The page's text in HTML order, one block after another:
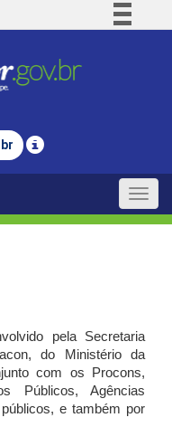
Comunica BR
Legislação
Toggle
pela Secretaria
do Ministério da
com os Procons,
Públicos, Agências
e também por